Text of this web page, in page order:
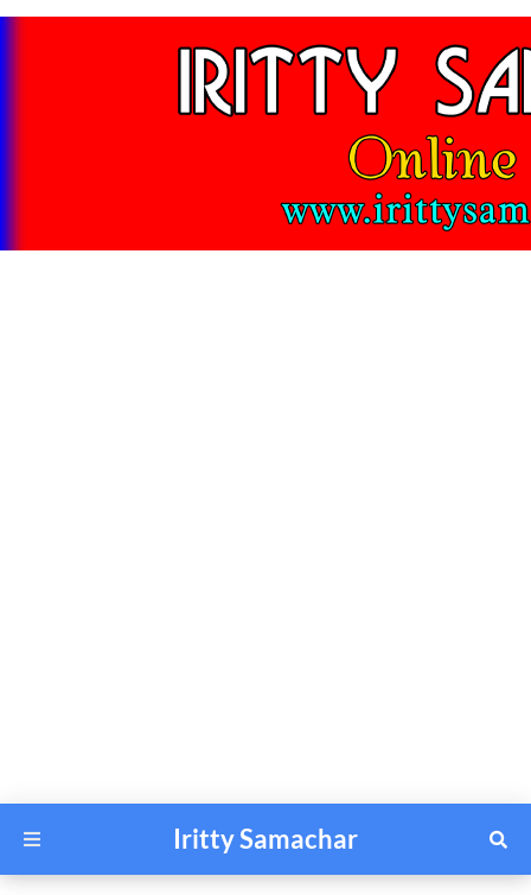
Iritty Samachar